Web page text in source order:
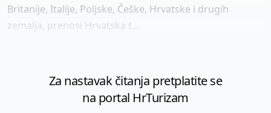
Britanije, Italije, Poljske, Češke, Hrvatske i drugih
zemalja, prenosi Hrvatska t...
Za nastavak čitanja pretplatite se
na portal HrTurizam